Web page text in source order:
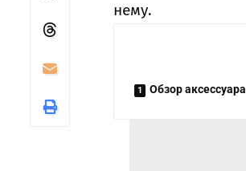
нему.
Обзор аксессуара